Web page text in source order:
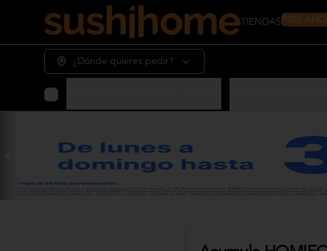
TIENDAS PIDE
¿Dónde quieres pedir?
Nikkei